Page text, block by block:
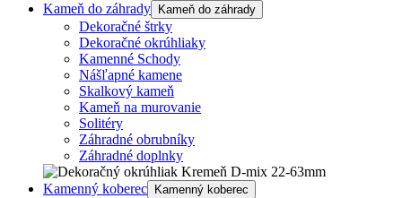
Kameň do záhrady Kameň do záhrady
Dekoračné štrky
Dekoračné okrúhliaky
Kamenné Schody
Nášľapné kamene
Skalkový kameň
Kameň na murovanie
Solitéry
Záhradné obrubníky
Záhradné doplnky
Kamenný koberec Kamenný koberec